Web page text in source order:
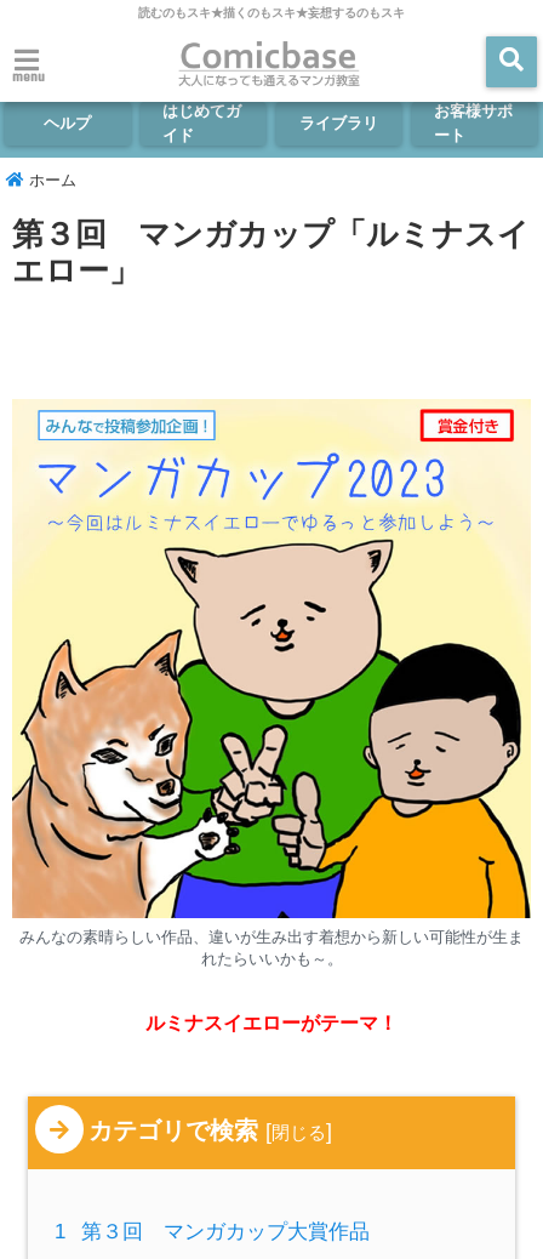
読むのもスキ★描くのもスキ★妄想するのもスキ
menu
ヘルプ
はじめてガ
イド
ライブラリ
お客様サポ
ート
ホーム
第３回 マンガカップ「ルミナスイ
エロー」
みんなの素晴らしい作品、違いが生み出す着想から新しい可能性が生ま
れたらいいかも～。
ルミナスイエローがテーマ！
カテゴリで検索 [閉じる]
1 第３回 マンガカップ大賞作品